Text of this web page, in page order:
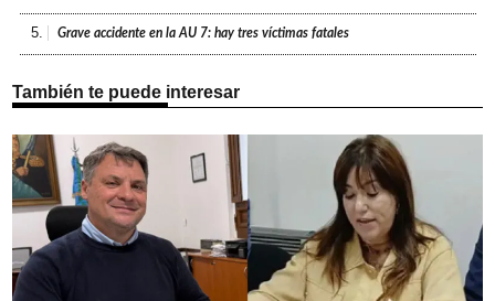
5. Grave accidente en la AU 7: hay tres víctimas fatales
También te puede interesar